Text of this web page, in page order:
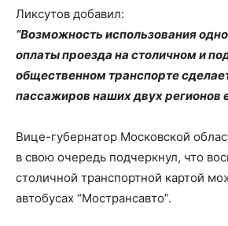
Ликсутов добавил:
“Возможность использования
оплаты проезда на столичном и
общественном транспорте
пассажиров наших двух регионов
Вице-губернатор Московской
в свою очередь подчеркнул, что
столичной транспортной картой
автобусах “Мострансавто”.